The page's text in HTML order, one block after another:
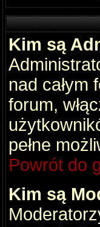
Kim są
nad całym
forum,
pełne
Powrót do
Kim są